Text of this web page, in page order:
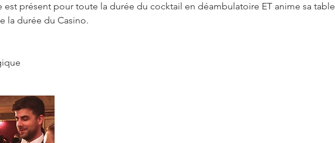
est présent pour toute la durée du cocktail en déambulatoire ET anime sa table
la durée du Casino.